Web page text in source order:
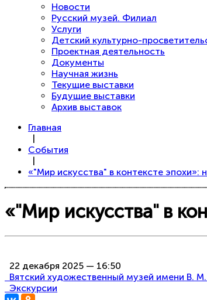
Новости
Русский музей. Филиал
Услуги
Детский культурно-
Проектная деятельность
Документы
Научная жизнь
Текущие выставки
Будущие выставки
Архив выставок
Главная
|
События
|
«"Мир искусства" в контексте эпохи»:
«"Мир искусства" в
22 декабря 2025 — 16:50
Вятский художественный музей имени В.
Экскурсии